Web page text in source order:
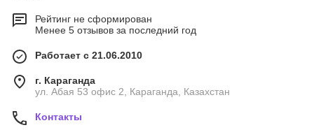
Рейтинг не сформирован
Менее 5 отзывов за последний год
Работает с 21.06.2010
г. Караганда
ул. Абая 53 офис 2, Караганда, Казахстан
Контакты